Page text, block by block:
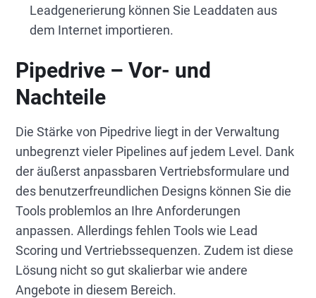
Leadgenerierung können Sie Leaddaten aus
dem Internet importieren.
Pipedrive – Vor- und
Nachteile
Die Stärke von Pipedrive liegt in der Verwaltung
unbegrenzt vieler Pipelines auf jedem Level. Dank
der äußerst anpassbaren Vertriebsformulare und
des benutzerfreundlichen Designs können Sie die
Tools problemlos an Ihre Anforderungen
anpassen. Allerdings fehlen Tools wie Lead
Scoring und Vertriebssequenzen. Zudem ist diese
Lösung nicht so gut skalierbar wie andere
Angebote in diesem Bereich.